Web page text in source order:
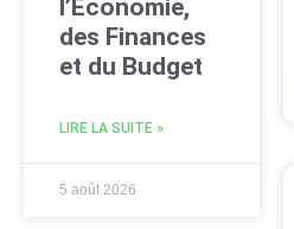
l’Économie,
des Finances
et du Budget
LIRE LA SUITE »
5 août 2026